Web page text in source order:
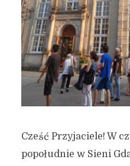
Cześć Przyjaciele! W
popołudnie w Sieni